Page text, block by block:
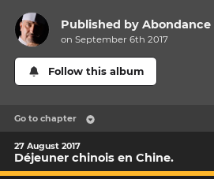
Published byAbondance
on September 6th 2017
Follow this album
Go to chapter
27 August 2017
Déjeuner chinois en Chine.